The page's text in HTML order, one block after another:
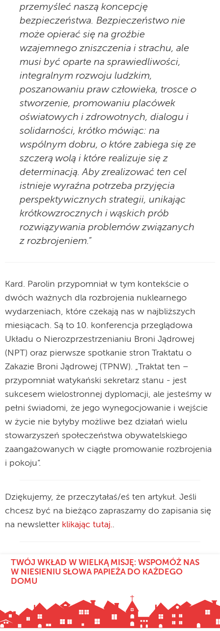
przemyśleć naszą koncepcję
bezpieczeństwa. Bezpieczeństwo nie
może opierać się na groźbie
wzajemnego zniszczenia i strachu, ale
musi być oparte na sprawiedliwości,
integralnym rozwoju ludzkim,
poszanowaniu praw człowieka, trosce o
stworzenie, promowaniu placówek
oświatowych i zdrowotnych, dialogu i
solidarności, krótko mówiąc: na
wspólnym dobru, o które zabiega się ze
szczerą wolą i które realizuje się z
determinacją. Aby zrealizować ten cel
istnieje wyraźna potrzeba przyjęcia
perspektywicznych strategii, unikając
krótkowzrocznych i wąskich prób
rozwiązywania problemów związanych
z rozbrojeniem.“
Kard. Parolin przypomniał w tym kontekście o
dwóch ważnych dla rozbrojenia nuklearnego
wydarzeniach, które czekają nas w najbliższych
miesiącach. Są to 10. konferencja przeglądowa
Układu o Nierozprzestrzenianiu Broni Jądrowej
(NPT) oraz pierwsze spotkanie stron Traktatu o
Zakazie Broni Jądrowej (TPNW). „Traktat ten –
przypomniał watykański sekretarz stanu - jest
sukcesem wielostronnej dyplomacji, ale jesteśmy w
pełni świadomi, że jego wynegocjowanie i wejście
w życie nie byłyby możliwe bez działań wielu
stowarzyszeń społeczeństwa obywatelskiego
zaangażowanych w ciągłe promowanie rozbrojenia
i pokoju”.
Dziękujemy, że przeczytałaś/eś ten artykuł. Jeśli
chcesz być na bieżąco zapraszamy do zapisania się
na newsletter klikając tutaj..
TWÓJ WKŁAD W WIELKĄ MISJĘ: WSPOMÓŻ NAS
W NIESIENIU SŁOWA PAPIEŻA DO KAŻDEGO
DOMU